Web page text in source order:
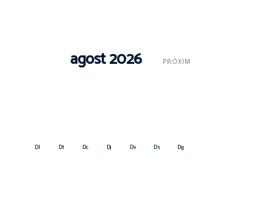
agost 2026 PRÒXIM
Dl Dt Dc Dj Dv Ds Dg